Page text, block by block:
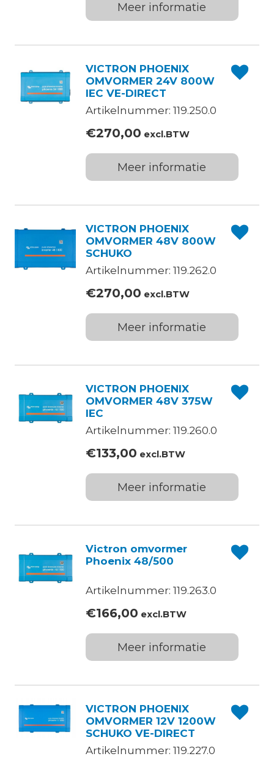
Meer informatie
VICTRON PHOENIX
OMVORMER 24V 800W
IEC VE-DIRECT
Artikelnummer: 119.250.0
€270,00 excl.BTW
Meer informatie
VICTRON PHOENIX
OMVORMER 48V 800W
SCHUKO
Artikelnummer: 119.262.0
€270,00 excl.BTW
Meer informatie
VICTRON PHOENIX
OMVORMER 48V 375W
IEC
Artikelnummer: 119.260.0
€133,00 excl.BTW
Meer informatie
Victron omvormer
Phoenix 48/500
Artikelnummer: 119.263.0
€166,00 excl.BTW
Meer informatie
VICTRON PHOENIX
OMVORMER 12V 1200W
SCHUKO VE-DIRECT
Artikelnummer: 119.227.0